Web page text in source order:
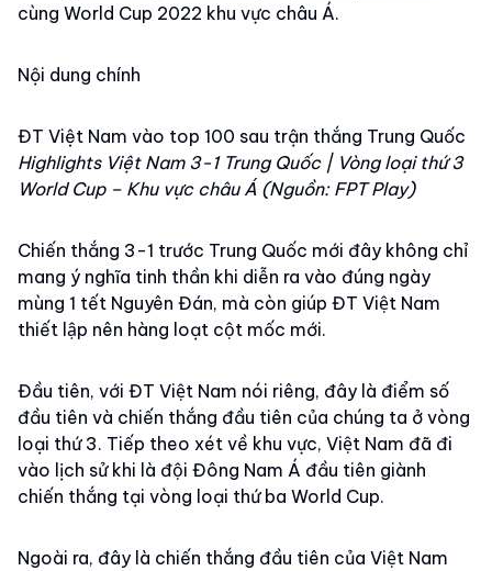
cùng World Cup 2022 khu vực châu Á.
Nội dung chính
ĐT Việt Nam vào top 100 sau trận thắng Trung Quốc
Highlights Việt Nam 3-1 Trung Quốc | Vòng loại thứ 3
World Cup – Khu vực châu Á (Nguồn: FPT Play)
Chiến thắng 3-1 trước Trung Quốc mới đây không chỉ
mang ý nghĩa tinh thần khi diễn ra vào đúng ngày
mùng 1 tết Nguyên Đán, mà còn giúp ĐT Việt Nam
thiết lập nên hàng loạt cột mốc mới.
Đầu tiên, với ĐT Việt Nam nói riêng, đây là điểm số
đầu tiên và chiến thắng đầu tiên của chúng ta ở vòng
loại thứ 3. Tiếp theo xét về khu vực, Việt Nam đã đi
vào lịch sử khi là đội Đông Nam Á đầu tiên giành
chiến thắng tại vòng loại thứ ba World Cup.
Ngoài ra, đây là chiến thắng đầu tiên của Việt Nam